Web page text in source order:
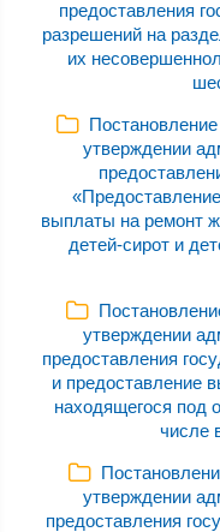
предоставления
разрешений на
их
утверждении
выплаты на ремонт
детей-сирот и
утверждении
предоставления
и предоставление
находящегося под
числе
утверждении
предоставления